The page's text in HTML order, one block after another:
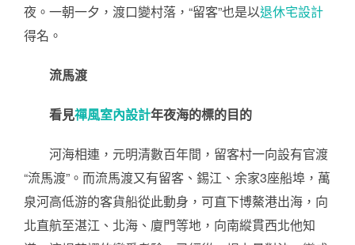
夜。一朝一夕，渡口變村落，“留客”也是以退休宅設計
得名。
流馬渡
看見禪風室內設計年夜海的標的目的
河海相連，元明清數百年間，留客村一向設有官渡
“流馬渡”。而流馬渡又有留客、錫江、余家3座船埠，萬
泉河高低游的客貨船從此動身，可直下博鰲港出海，向
北直航至湛江、北海、廈門等地，向南縱貫西北他知